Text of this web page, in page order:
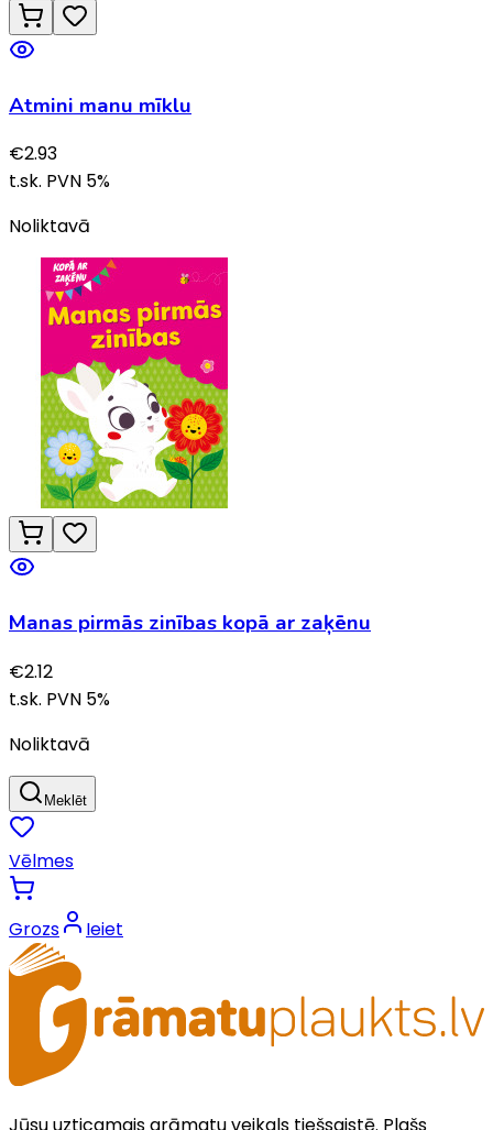
Atmini manu mīklu
€2.93
t.sk. PVN 5%
Noliktavā
Manas pirmās zinības kopā ar zaķēnu
€2.12
t.sk. PVN 5%
Noliktavā
Meklēt
Vēlmes
Grozs Ieiet